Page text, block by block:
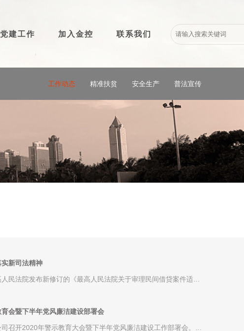
党建工作 加入金控 联系我们
工作动态 精准扶贫 安全生产 普法宣传
新司法精神
民法院发布新修订的《最高人民法院关于审理民间借贷案件适用
会暨下半年党风廉洁建设部署会
召开2020年警示教育大会暨下半年党风廉洁建设工作部署会。会